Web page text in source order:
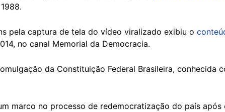
pela captura de tela do vídeo viralizado exibiu o
no canal Memorial da Democracia.
da Constituição Federal Brasileira, conhecida
marco no processo de redemocratização do país